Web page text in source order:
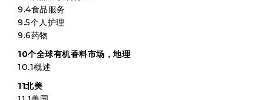
9.4食品服务
9.5个人护理
9.6药物
10个全球有机香料市场，地理
10.1概述
11北美